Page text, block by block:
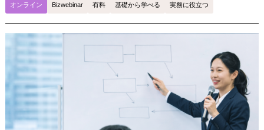
オンライン Bizwebinar 有料 基礎から学べる 実務に役立つ